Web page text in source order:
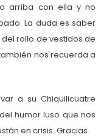
arriba con ella y no
La duda es saber
rollo de vestidos de
nos recuerda a
a su Chiquilicuatre
humor luso que nos
en crisis. Gracias.